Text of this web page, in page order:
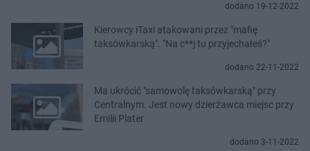
dodano 19-12-2022
Kierowcy iTaxi atakowani przez "mafię
taksówkarską". "Na c**j tu przyjechałeś?"
dodano 22-11-2022
Ma ukrócić "samowolę taksówkarską" przy
Centralnym. Jest nowy dzierżawca miejsc przy
Emilii Plater
dodano 3-11-2022